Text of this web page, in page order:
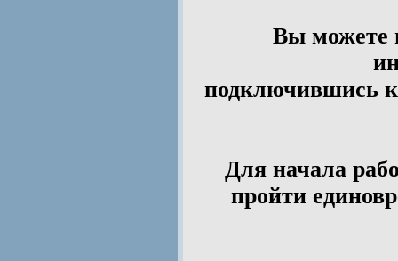
Вы можете
подключившись к
Для начала
пройти